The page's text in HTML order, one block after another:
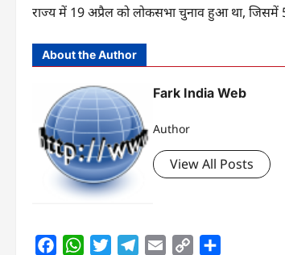
राज्य में 19 अप्रैल को लोकसभा चुनाव हुआ था, जिसमें
About the Author
Fark India Web
Author
View All Posts
FacebookWhatsAppTwitterTelegram
Email
Copy